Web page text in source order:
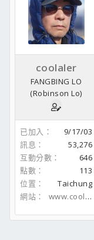
coolaler
FANGBING LO
(Robinson Lo)
已加入
9/17/03
訊息
53,276
互動分數
646
點數
113
位置
Taichung
網站
www.coolaler.com